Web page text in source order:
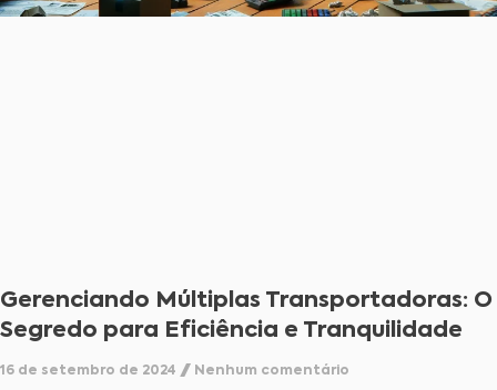
Gerenciando Múltiplas Transportadoras: O
Segredo para Eficiência e Tranquilidade
16 de setembro de 2024 Nenhum comentário